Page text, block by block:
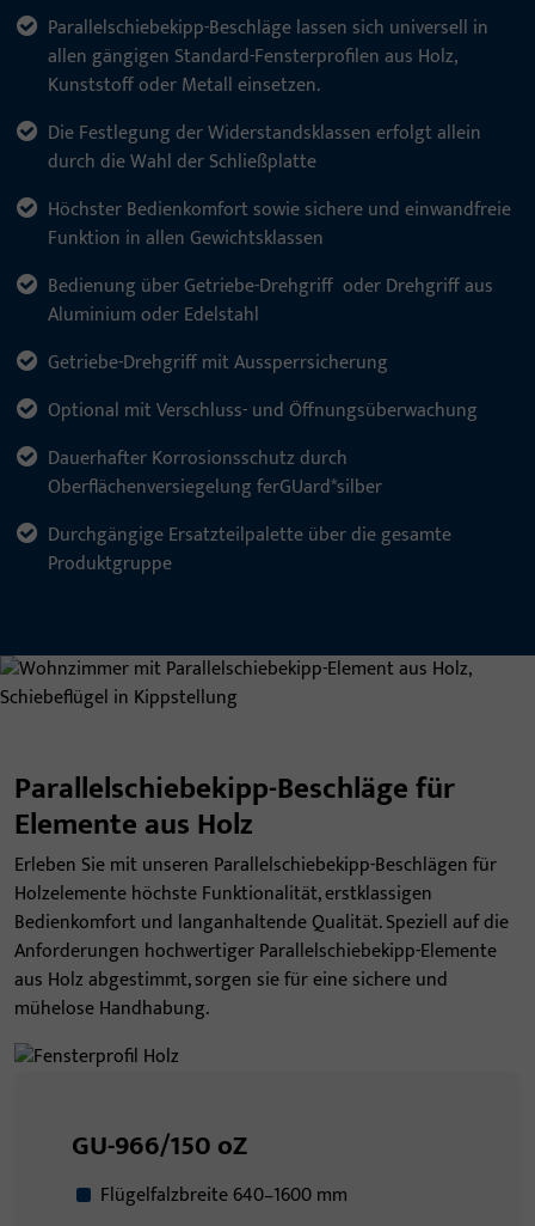
Parallelschiebekipp-Beschläge lassen sich universell in
allen gängigen Standard-Fensterprofilen aus Holz,
Kunststoff oder Metall einsetzen.
Die Festlegung der Widerstandsklassen erfolgt allein
durch die Wahl der Schließplatte
Höchster Bedienkomfort sowie sichere und einwandfreie
Funktion in allen Gewichtsklassen
Bedienung über Getriebe-Drehgriff oder Drehgriff aus
Aluminium oder Edelstahl
Getriebe-Drehgriff mit Aussperrsicherung
Optional mit Verschluss- und Öffnungsüberwachung
Dauerhafter Korrosionsschutz durch
Oberflächenversiegelung ferGUard*silber
Durchgängige Ersatzteilpalette über die gesamte
Produktgruppe
Parallelschiebekipp-Beschläge für
Elemente aus Holz
Erleben Sie mit unseren Parallelschiebekipp-Beschlägen für
Holzelemente höchste Funktionalität, erstklassigen
Bedienkomfort und langanhaltende Qualität. Speziell auf die
Anforderungen hochwertiger Parallelschiebekipp-Elemente
aus Holz abgestimmt, sorgen sie für eine sichere und
mühelose Handhabung.
GU-966/150 oZ
Flügelfalzbreite 640–1600 mm